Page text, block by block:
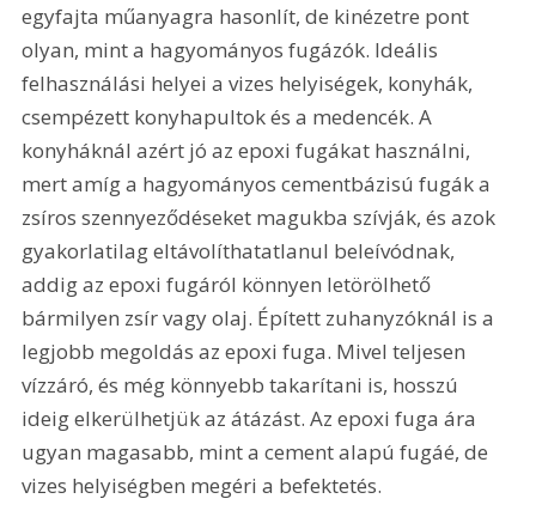
egyfajta műanyagra hasonlít, de kinézetre pont
olyan, mint a hagyományos fugázók. Ideális
felhasználási helyei a vizes helyiségek, konyhák,
csempézett konyhapultok és a medencék. A
konyháknál azért jó az epoxi fugákat használni,
mert amíg a hagyományos cementbázisú fugák a
zsíros szennyeződéseket magukba szívják, és azok
gyakorlatilag eltávolíthatatlanul beleívódnak,
addig az epoxi fugáról könnyen letörölhető
bármilyen zsír vagy olaj. Épített zuhanyzóknál is a
legjobb megoldás az epoxi fuga. Mivel teljesen
vízzáró, és még könnyebb takarítani is, hosszú
ideig elkerülhetjük az átázást. Az epoxi fuga ára
ugyan magasabb, mint a cement alapú fugáé, de
vizes helyiségben megéri a befektetés.